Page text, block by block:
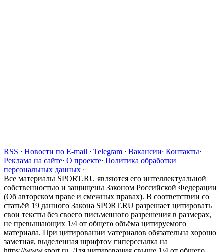
RSS · Новости по E-mail · Telegram · Вакансии· Контакты·
Реклама на сайте· О проекте· Политика обработки
персональных данных ·
Все материалы SPORT.RU являются его интеллектуальной
собственностью и защищены Законом Российской Федерации
(Об авторском праве и смежных правах). В соответствии со
статьёй 19 данного Закона SPORT.RU разрешает цитировать
свои тексты без своего письменного разрешения в размерах,
не превышающих 1/4 от общего объёма цитируемого
материала. При цитировании материалов обязательна хорошо
заметная, выделенная шрифтом гиперссылка на
https://www.sport.ru. Для цитирования свыше 1/4 от общего